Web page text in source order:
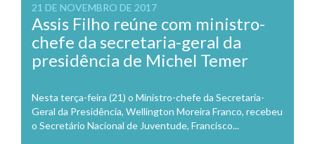
21 DE NOVEMBRO DE 2017
Assis Filho reúne com ministro-
chefe da secretaria-geral da
presidência de Michel Temer
Nesta terça-feira (21) o Ministro-chefe da Secretaria-
Geral da Presidência, Wellington Moreira Franco, recebeu
o Secretário Nacional de Juventude, Francisco...